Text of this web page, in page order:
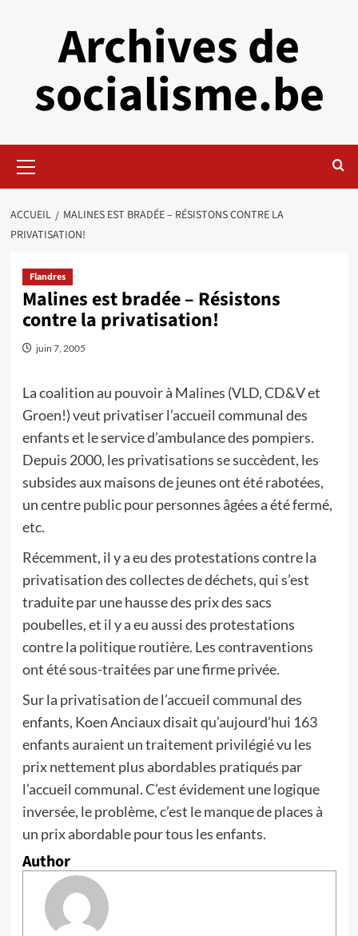
Archives de
socialisme.be
principal
ACCUEIL
MALINES EST BRADÉE – RÉSISTONS CONTRE LA
PRIVATISATION!
Flandres
Malines est bradée – Résistons
contre la privatisation!
juin 7, 2005
La coalition au pouvoir à Malines (VLD, CD&V et
Groen!) veut privatiser l’accueil communal des
enfants et le service d’ambulance des pompiers.
Depuis 2000, les privatisations se succèdent, les
subsides aux maisons de jeunes ont été rabotées,
un centre public pour personnes âgées a été fermé,
etc.
Récemment, il y a eu des protestations contre la
privatisation des collectes de déchets, qui s’est
traduite par une hausse des prix des sacs
poubelles, et il y a eu aussi des protestations
contre la politique routière. Les contraventions
ont été sous-traitées par une firme privée.
Sur la privatisation de l’accueil communal des
enfants, Koen Anciaux disait qu’aujourd’hui 163
enfants auraient un traitement privilégié vu les
prix nettement plus abordables pratiqués par
l’accueil communal. C’est évidement une logique
inversée, le problème, c’est le manque de places à
un prix abordable pour tous les enfants.
Author